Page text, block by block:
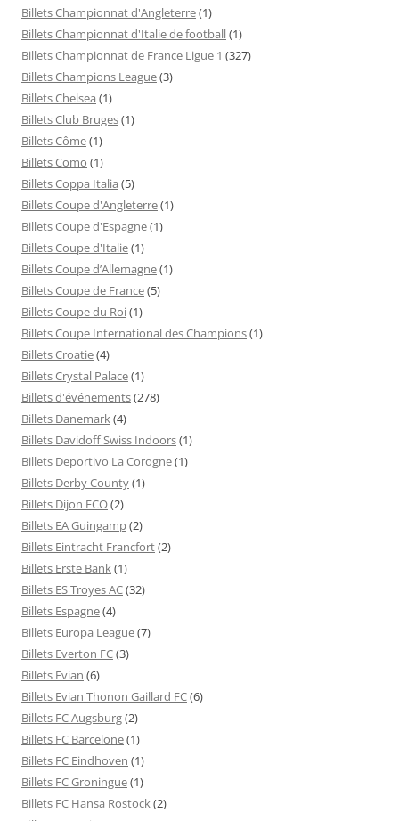
Billets Championnat d'Angleterre(1)
Billets Championnat d'Italie de football(1)
Billets Championnat de France Ligue 1 (327)
Billets Champions League(3)
Billets Chelsea (1)
Billets Club Bruges(1)
Billets Côme(1)
Billets Como (1)
Billets Coppa Italia (5)
Billets Coupe d'Angleterre(1)
Billets Coupe d'Espagne(1)
Billets Coupe d'Italie(1)
Billets Coupe d’Allemagne(1)
Billets Coupe de France(5)
Billets Coupe du Roi(1)
Billets Coupe International des Champions(1)
Billets Croatie(4)
Billets Crystal Palace(1)
Billets d'événements(278)
Billets Danemark(4)
Billets Davidoff Swiss Indoors(1)
Billets Deportivo La Corogne(1)
Billets Derby County(1)
Billets Dijon FCO(2)
Billets EA Guingamp(2)
Billets Eintracht Francfort(2)
Billets Erste Bank(1)
Billets ES Troyes AC(32)
Billets Espagne(4)
Billets Europa League(7)
Billets Everton FC(3)
Billets Evian (6)
Billets Evian Thonon Gaillard FC(6)
Billets FC Augsburg(2)
Billets FC Barcelone(1)
Billets FC Eindhoven (1)
Billets FC Groningue(1)
Billets FC Hansa Rostock(2)